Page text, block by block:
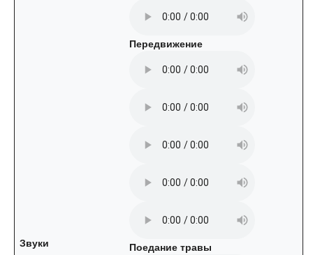
Звуки
Передвижение
Поедание травы